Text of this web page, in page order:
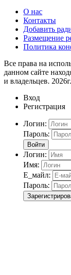
О нас
Контакты
Добавить
Размещение
Политика
Все права на
данном сайте
и владельцев. 2026г.
Вход
Регистрация
Логин:
Пароль:
Войти
Логин:
Имя:
Е_майл:
Пароль: